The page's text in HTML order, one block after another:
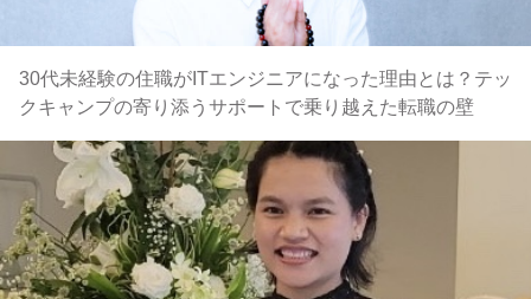
30代未経験の住職がITエンジニアになった理由とは？テッ
クキャンプの寄り添うサポートで乗り越えた転職の壁